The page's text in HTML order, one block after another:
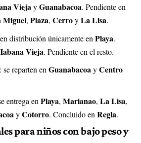
ViejayGuanabacoa. Pendiente en
Miguel, Plaza, CerroyLa Lisa.
distribución únicamente en Playa.
Vieja. Pendiente en el resto.
: se reparten enGuanabacoayCentro
entrega en Playa, Marianao, La Lisa,
yCotorro. Concluido en Regla.
para niños con bajo peso y